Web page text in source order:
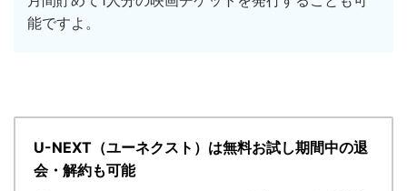
能ですよ。
U-NEXT（ユーネクスト）は無料お試し期間中の退
会・解約も可能